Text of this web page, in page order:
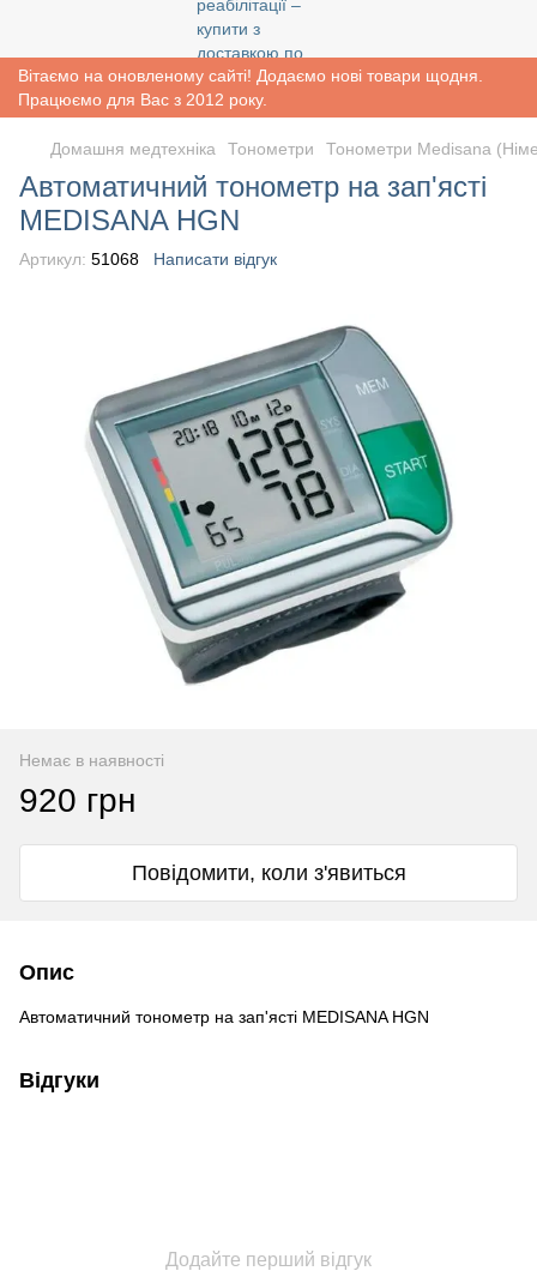
Вітаємо на оновленому сайті! Додаємо нові товари щодня.
Працюємо для Вас з 2012 року.
Домашня медтехніка Тонометри Тонометри Medisana
Автоматичний тонометр на зап'ясті
MEDISANA HGN
Артикул: 51068 Написати відгук
Немає в наявності
920 грн
Повідомити, коли з'явиться
Опис
Автоматичний тонометр на зап'ясті MEDISANA HGN
Відгуки
Додайте перший відгук